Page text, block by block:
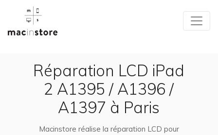
Réparation LCD iPad
2 A1395 / A1396 /
A1397 à Paris
Macinstore réalise la réparation LCD pour